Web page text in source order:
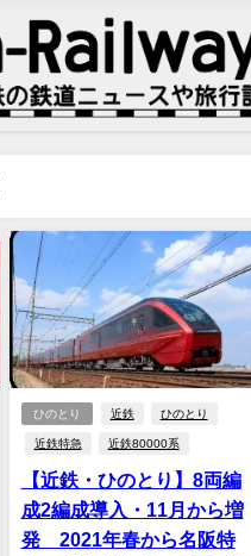
ひのとり 近鉄 ひのとり
近鉄特急 近鉄80000系
【近鉄・ひのとり】8両編
成2編成導入・11月から増
発 2021年春から名阪特